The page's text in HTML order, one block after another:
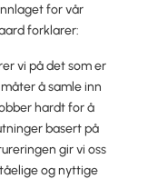
for vår
forklarer:
vi på det som er
å samle inn
hardt for å
basert på
gir vi oss
og nyttige